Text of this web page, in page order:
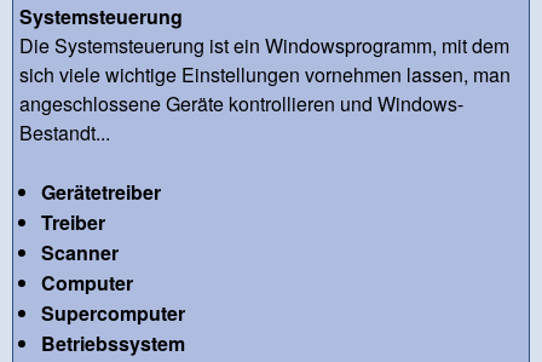
Systemsteuerung
Die Systemsteuerung ist ein Windowsprogramm, mit dem
sich viele wichtige Einstellungen vornehmen lassen, man
angeschlossene Geräte kontrollieren und Windows-
Bestandt...
Gerätetreiber
Treiber
Scanner
Computer
Supercomputer
Betriebssystem